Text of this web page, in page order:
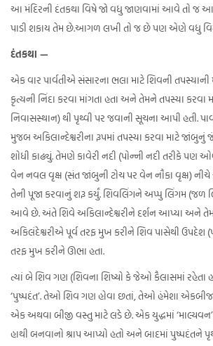
આ મંદિરની દંતકથા વિષે જો વધુ જાણવામાં આવે તો જ આ
પાડી શકાય તેમ છે.આગળ લખી તો જ છે પણ એણે વધુ
દંતકથા —
એક વાર પાર્વતીએ સંસારના ભલા માટે શિવની તપસ્યાની
કૃત્યની નિંદા કરવા માંગતા હતા અને તેમને તપસ્યા કરવા
નિવાસસ્થાન) થી પૃથ્વી પર જવાની સૂચના આપી હતી.
મુજબ અકિલાન્દેશ્વરીના રૂપમાં તપસ્યા કરવા માટે
શોધી કાઢ્યું. તેમણે કાવેરી નદી (પોન્ની નદી તરીકે પણ
વેન નવલ વૃક્ષ (સંત જાંબુની ટોચ પર વેન નૌકા વૃક્ષ)
તેની પૂજા કરવાનું શરૂ કર્યું. શિવલિંગને અપ્પુ લિંગમ
આવે છે. અંતે શિવે અકિલાન્દેશ્વરીને દર્શન આપ્યા અને
અકિલંદેશ્વરીએ પૂર્વ તરફ મુખ કરીને શિવ પાસેથી ઉપદેશ
તરફ મુખ કરીને ઊભા હતા.
ત્યાં બે શિવ ગણ (શિવના શિષ્યો કે જેઓ કૈલાસમાં રહેતા
‘પુષ્પદંત’. તેઓ શિવ ગણ હોવા છતાં, તેઓ હંમેશા
એક અથવા બીજી વસ્તુ માટે લડે છે. એક યુદ્ધમાં
હાથી બનવાનો શ્રાપ આપ્યો હતો અને બાદમાં પુષ્પદંતને